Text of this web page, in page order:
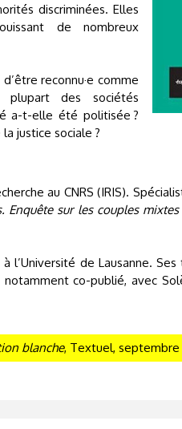
discriminées. Elles
de nombreux
reconnu·e comme
plupart des sociétés
a-t-elle été politisée ?
justice sociale ?
au CNRS (IRIS).
Enquête sur les couples
l’Université de Lausanne.
co-publié, avec
blanche, Textuel, septembre